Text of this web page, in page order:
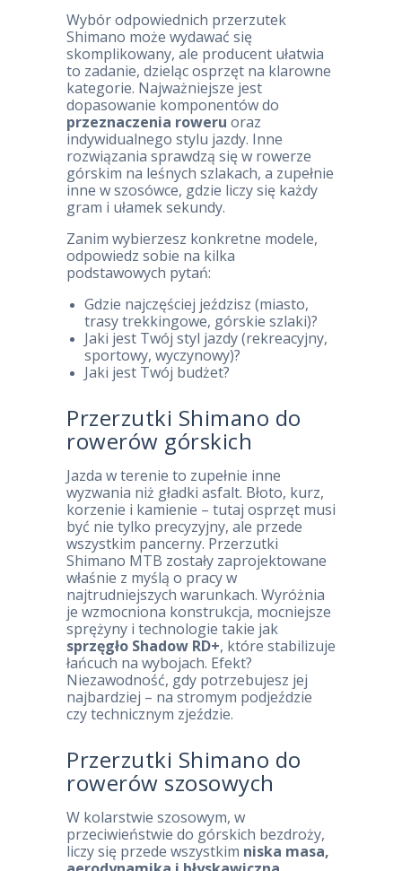
Wybór odpowiednich przerzutek
Shimano może wydawać się
skomplikowany, ale producent ułatwia
to zadanie, dzieląc osprzęt na klarowne
kategorie. Najważniejsze jest
dopasowanie komponentów do
przeznaczenia roweru oraz
indywidualnego stylu jazdy. Inne
rozwiązania sprawdzą się w rowerze
górskim na leśnych szlakach, a zupełnie
inne w szosówce, gdzie liczy się każdy
gram i ułamek sekundy.
Zanim wybierzesz konkretne modele,
odpowiedz sobie na kilka
podstawowych pytań:
Gdzie najczęściej jeździsz (miasto,
trasy trekkingowe, górskie szlaki)?
Jaki jest Twój styl jazdy (rekreacyjny,
sportowy, wyczynowy)?
Jaki jest Twój budżet?
Przerzutki Shimano do
rowerów górskich
Jazda w terenie to zupełnie inne
wyzwania niż gładki asfalt. Błoto, kurz,
korzenie i kamienie – tutaj osprzęt musi
być nie tylko precyzyjny, ale przede
wszystkim pancerny. Przerzutki
Shimano MTB zostały zaprojektowane
właśnie z myślą o pracy w
najtrudniejszych warunkach. Wyróżnia
je wzmocniona konstrukcja, mocniejsze
sprężyny i technologie takie jak
sprzęgło Shadow RD+, które stabilizuje
łańcuch na wybojach. Efekt?
Niezawodność, gdy potrzebujesz jej
najbardziej – na stromym podjeździe
czy technicznym zjeździe.
Przerzutki Shimano do
rowerów szosowych
W kolarstwie szosowym, w
przeciwieństwie do górskich bezdroży,
liczy się przede wszystkim niska masa,